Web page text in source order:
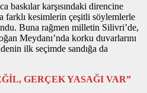
baskılar karşısındaki direncine
farklı kesimlerin çeşitli söylemlerle
Buna rağmen milletin Silivri’de,
Meydanı’nda korku duvarlarını
ilk seçimde sandığa da
GERÇEK YASAĞI VAR”